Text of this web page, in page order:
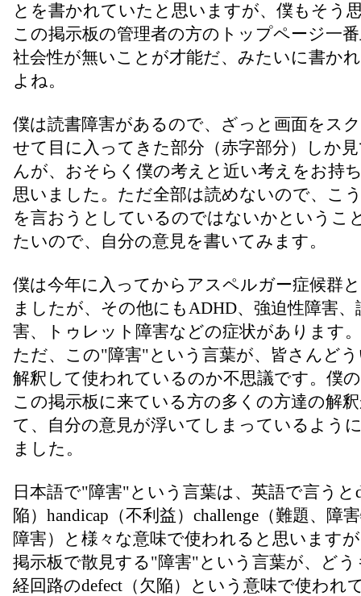
とを書かれていたと思いますが、僕もそう
この掲示板の管理者の方のトップページ一
社会性が無いことが才能だ、みたいに書か
よね。
僕は読書障害があるので、ざっと画面をス
せて目に入ってきた部分（赤字部分）しか
んが、おそらく僕の考えと近い考えをお持
思いました。ただ全部は読めないので、こ
を言おうとしているのではないかというこ
たいので、自分の意見を書いてみます。
僕は今年に入ってからアスペルガー症候群
ましたが、その他にもADHD、強迫性障害、
害、トゥレット障害などの症状があります。
ただ、この"障害"という言葉が、皆さんど
解釈して使われているのか不思議です。僕
この掲示板に来ている方の多くの方達の解
て、自分の意見が浮いてしまっているよう
ました。
日本語で"障害"という言葉は、英語で言うと
陥）handicap（不利益）challenge（難題、障
障害）と様々な意味で使われると思います
掲示板で散見する"障害"という言葉が、どう
経回路のdefect（欠陥）という意味で使われ